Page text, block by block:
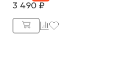
3 490 ₽